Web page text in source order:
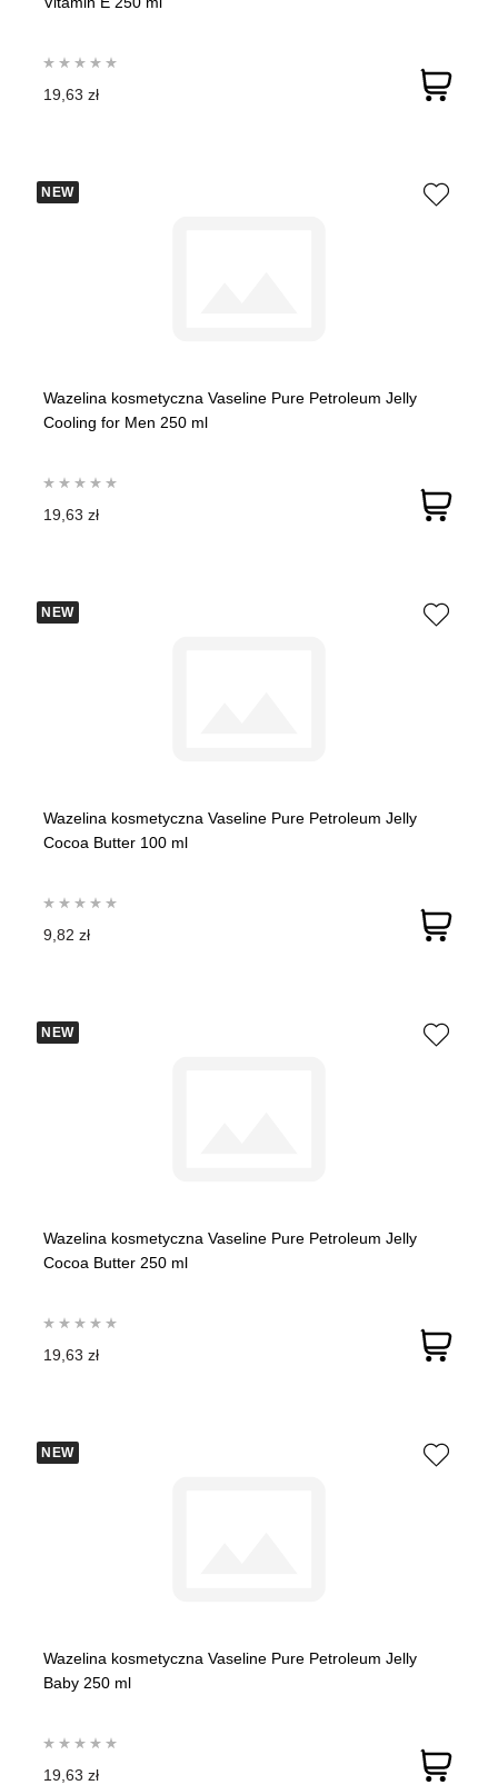
19,63 zł
NEW
Wazelina kosmetyczna Vaseline Pure Petroleum Jelly
Cooling for Men 250 ml
19,63 zł
NEW
Wazelina kosmetyczna Vaseline Pure Petroleum Jelly
Cocoa Butter 100 ml
9,82 zł
NEW
Wazelina kosmetyczna Vaseline Pure Petroleum Jelly
Cocoa Butter 250 ml
19,63 zł
NEW
Wazelina kosmetyczna Vaseline Pure Petroleum Jelly
Baby 250 ml
19,63 zł